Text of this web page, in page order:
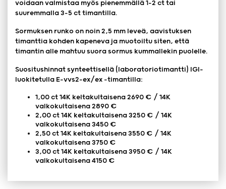
voidaan valmistaa myös pienemmällä 1-2 ct tai
suuremmalla 3-5 ct timantilla.
Sormuksen runko on noin 2,5 mm leveä, aavistuksen
timanttia kohden kapeneva ja muotoiltu siten, että
timantin alle mahtuu suora sormus kummallekin puolelle.
Suositushinnat synteettisellä (laboratoriotimantti) IGI-
luokitetulla E-vvs2-ex/ex -timantilla:
1,00 ct 14K keltakultaisena 2690 € / 14K
valkokultaisena 2890 €
2,00 ct 14K keltakultaisena 3250 € / 14K
valkokultaisena 3450 €
2,50 ct 14K keltakultaisena 3550 € / 14K
valkokultaisena 3750 €
3,00 ct 14K keltakultaisena 3950 € / 14K
valkokultaisena 4150 €